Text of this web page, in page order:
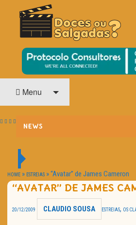
DOCES OU SALGADAS?
O Cinema? Uma Paixão!!
Menu
NEWS
PASSATEMPOS
HOME CINEMA
NOTA PESSOAL
HOME » ESTREIAS »“Avatar” de James Cameron
“AVATAR” DE JAMES
20/12/2009 CLAUDIO SOUSA ESTREIAS, OS